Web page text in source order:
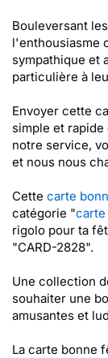
Bouleversant
l'enthousiasme
sympathique et
particulière à
Envoyer cette
simple et
notre service,
et nous nous
Cette carte
catégorie "
rigolo pour ta
"CARD-2828".
Une collection
souhaiter une
amusantes et
La carte bonne